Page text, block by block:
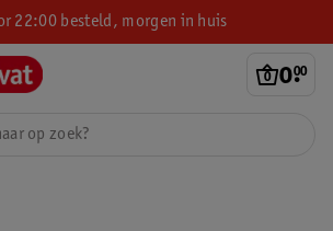
22:00 besteld, morgen in huis
0.
00